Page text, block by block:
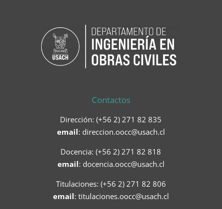
Contactos
Dirección: (+56 2) 271 82 835
email: direccion.oocc@usach.cl
Docencia: (+56 2) 271 82 818
email: docencia.oocc@usach.cl
Titulaciones: (+56 2) 271 82 806
email: titulaciones.oocc@usach.cl